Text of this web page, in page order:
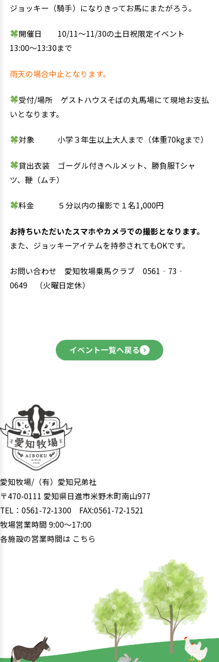
ジョッキー（騎手）になりきってお馬にまたがろう。
開催日 10/11～11/30の土日祝限定イベント
13:00～13:30まで
雨天の場合中止となります。
受付/場所 ゲストハウスそばの丸馬場にて現地お支払
いとなります。
対象 小学３年生以上大人まで（体重70kgまで）
貸出衣装 ゴーグル付きヘルメット、勝負服Tシャ
ツ、鞭（ムチ）
料金 ５分以内の撮影で１名1,000円
お持ちいただいたスマホやカメラでの撮影となります。
また、ジョッキーアイテムを持参されてもOKです。
お問い合わせ 愛知牧場乗馬クラブ 0561‐73‐
0649 （火曜日定休）
イベント一覧へ戻る
愛知牧場/（有）愛知兄弟社
〒470-0111 愛知県日進市米野木町南山977
TEL：0561-72-1300 FAX:0561-72-1521
牧場営業時間 9:00〜17:00
各施設の営業時間は こちら